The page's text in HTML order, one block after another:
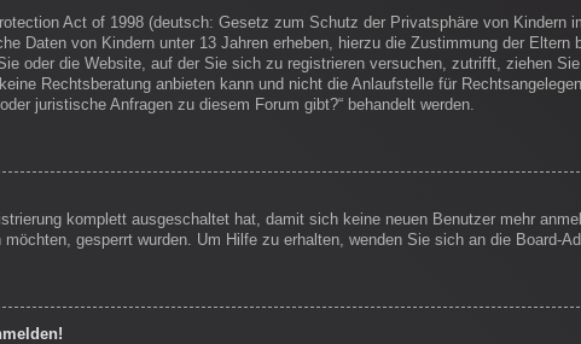
Act of 1998 (deutsch: Gesetz zum Schutz der Privatsphäre von Kindern
Daten von Kindern unter 13 Jahren erheben, hierzu die Zustimmung der Eltern
oder die Website, auf der Sie sich zu registrieren versuchen, zutrifft, ziehen
Rechtsberatung anbieten kann und nicht die Anlaufstelle für
juristische Anfragen zu diesem Forum gibt?“ behandelt werden.
komplett ausgeschaltet hat, damit sich keine neuen Benutzer mehr
gesperrt wurden. Um Hilfe zu erhalten, wenden Sie sich an die Board-